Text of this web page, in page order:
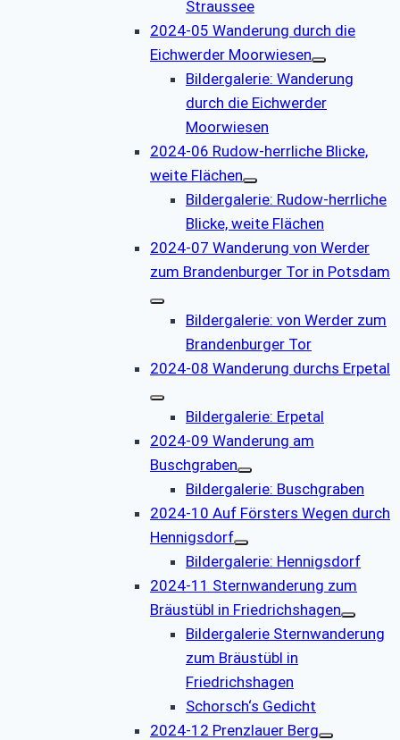
Straussee
2024-05 Wanderung durch die
Eichwerder Moorwiesen
Bildergalerie: Wanderung
durch die Eichwerder
Moorwiesen
2024-06 Rudow-herrliche Blicke,
weite Flächen
Bildergalerie: Rudow-herrliche
Blicke, weite Flächen
2024-07 Wanderung von Werder
zum Brandenburger Tor in Potsdam
Bildergalerie: von Werder zum
Brandenburger Tor
2024-08 Wanderung durchs Erpetal
Bildergalerie: Erpetal
2024-09 Wanderung am
Buschgraben
Bildergalerie: Buschgraben
2024-10 Auf Försters Wegen durch
Hennigsdorf
Bildergalerie: Hennigsdorf
2024-11 Sternwanderung zum
Bräustübl in Friedrichshagen
Bildergalerie Sternwanderung
zum Bräustübl in
Friedrichshagen
Schorsch‘s Gedicht
2024-12 Prenzlauer Berg